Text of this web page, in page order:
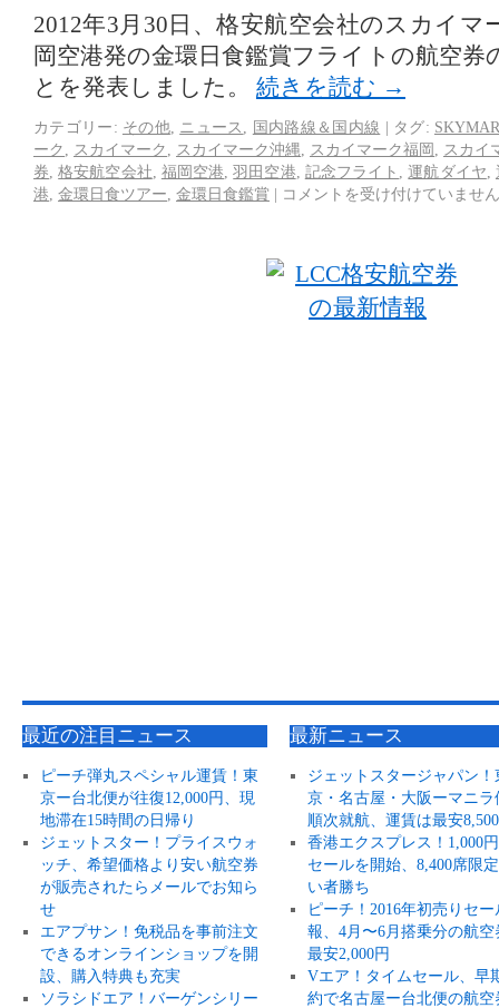
2012年3月30日、格安航空会社のスカイマ
岡空港発の金環日食鑑賞フライトの航空券
とを発表しました。 続きを読む →
カテゴリー: その他, ニュース 国内路線＆国内線 | タグ:
ーク
スカイマーク スカイマーク沖縄 スカイマーク福岡
スカイ
券 ,格安航空会社 福岡空港 ,羽田空港 記念フライト ,運航ダイヤ
港 金環日食ツアー 金環日食鑑賞 | コメントを受け付けていませ
最近の注目ニュース
ピーチ弾丸スペシャル運賃！東
京ー台北便が往復12,000円、現
地滞在15時間の日帰り
ジェットスター！プライスウォ
ッチ、希望価格より安い航空券
が販売されたらメールでお知ら
せ
エアプサン！免税品を事前注文
できるオンラインショップを開
設、購入特典も充実
ソラシドエア！バーゲンシリー
最新ニュース
ジェットスタージャパン！
京・名古屋・大阪ーマニラ
順次就航、運賃は最安
香港エクスプレス！1,000
セールを開始、8,400席限
い者勝ち
ピーチ！2016年初売りセー
報、4月〜6月搭乗分の航空
最安2,000円
Vエア！タイムセール、早
約で名古屋ー台北便の航空